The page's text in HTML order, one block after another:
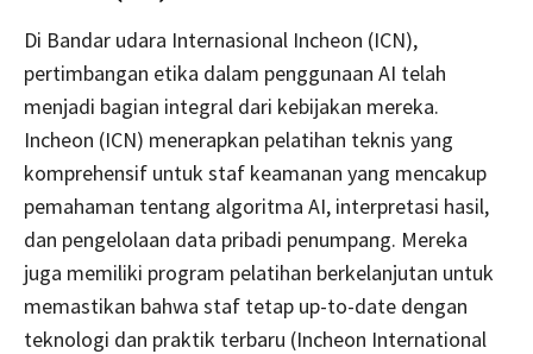
Di Bandar udara Internasional Incheon (ICN),
pertimbangan etika dalam penggunaan AI telah
menjadi bagian integral dari kebijakan mereka.
Incheon (ICN) menerapkan pelatihan teknis yang
komprehensif untuk staf keamanan yang mencakup
pemahaman tentang algoritma AI, interpretasi hasil,
dan pengelolaan data pribadi penumpang. Mereka
juga memiliki program pelatihan berkelanjutan untuk
memastikan bahwa staf tetap up-to-date dengan
teknologi dan praktik terbaru (Incheon International